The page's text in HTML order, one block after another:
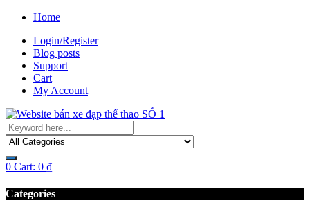
Home
Login/Register
Blog posts
Support
Cart
My Account
0 Cart: 0 ₫
Categories